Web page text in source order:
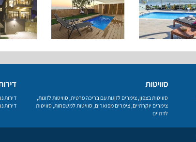
סוויטות
סוויטות בצפון, צימרים לזוגות עם בריכה פרטית, סוויטות לזוגות,
צימרים יוקרתיים, צימרים מפוארים, סוויטות למשפחות, סוויטות
לדתיים
דירות
דירות